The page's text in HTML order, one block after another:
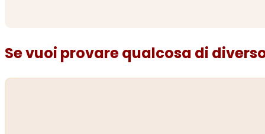
Se vuoi provare qualcosa di